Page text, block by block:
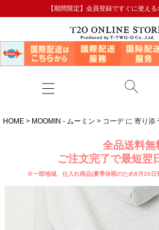
【期間限定】会員登録ですぐに使え
HOME MOOMIN - ムーミン コーデ に 寄り添
全品送料無
ご注文完了で最短翌
※一部地域、仕入れ商品(夏季休暇のため8月20日